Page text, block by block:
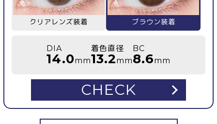
クリアレンズ装着 ブラウン装着
DIA
14.0mm
着色直径
13.2mm
BC
8.6mm
CHECK